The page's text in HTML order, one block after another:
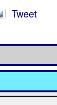
Tweet